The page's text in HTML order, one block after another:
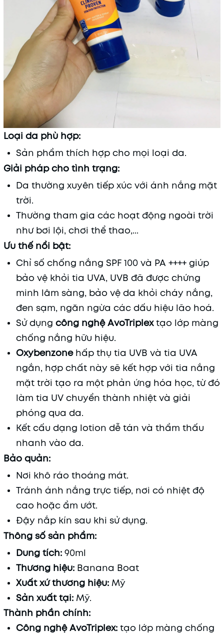
Loại da phù hợp:
Sản phẩm thích hợp cho mọi loại da.
Giải pháp cho tình trạng:
Da thường xuyên tiếp xúc với ánh nắng mặt
trời.
Thường tham gia các hoạt động ngoài trời
như bơi lội, chơi thể thao,...
Ưu thế nổi bật:
Chỉ số chống nắng SPF 100 và PA ++++ giúp
bảo vệ khỏi tia UVA, UVB đã được chứng
minh lâm sàng, bảo vệ da khỏi cháy nắng,
đen sạm, ngăn ngừa các dấu hiệu lão hoá.
Sử dụng công nghệ AvoTriplextạo lớp màng
chống nắng hữu hiệu.
Oxybenzonehấp thụ tia UVB và tia UVA
ngắn, hợp chất này sẽ kết hợp với tia nắng
mặt trời tạo ra một phản ứng hóa học, từ đó
làm tia UV chuyển thành nhiệt và giải
phóng qua da.
Kết cấu dạng lotion dễ tán và thẩm thấu
nhanh vào da.
Bảo quản:
Nơi khô ráo thoáng mát.
Tránh ánh nắng trực tiếp, nơi có nhiệt độ
cao hoặc ẩm ướt.
Đậy nắp kín sau khi sử dụng.
Thông số sản phẩm:
Dung tích:90ml
Thương hiệu: Banana Boat
Xuất xứ thương hiệu:Mỹ
Sản xuất tại:Mỹ.
Thành phần chính:
Công nghệ AvoTriplex:tạo lớp màng chống